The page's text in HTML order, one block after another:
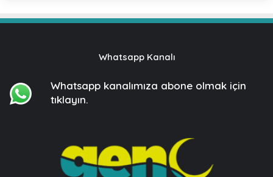
Whatsapp Kanalı
Whatsapp kanalımıza abone olmak için
tıklayın.